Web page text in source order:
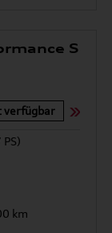
S
verfügbar
km